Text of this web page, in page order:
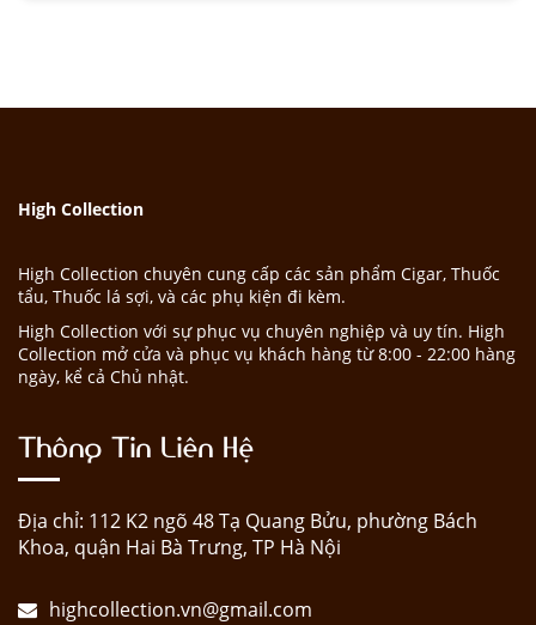
High Collection
High Collection chuyên cung cấp các sản phẩm Cigar, Thuốc
tẩu, Thuốc lá sợi, và các phụ kiện đi kèm.
High Collection với sự phục vụ chuyên nghiệp và uy tín. High
Collection mở cửa và phục vụ khách hàng từ 8:00 - 22:00 hàng
ngày, kể cả Chủ nhật.
Thông Tin Liên Hệ
Địa chỉ: 112 K2 ngõ 48 Tạ Quang Bửu, phường Bách
Khoa, quận Hai Bà Trưng, TP Hà Nội
highcollection.vn@gmail.com